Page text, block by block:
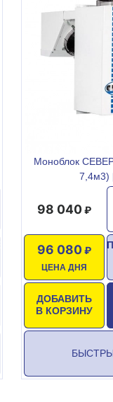
Моноблок
7,4м3)
98 040
ЦЕНА ДНЯ
96 080
ДОБАВИТЬ
В КОРЗИНУ